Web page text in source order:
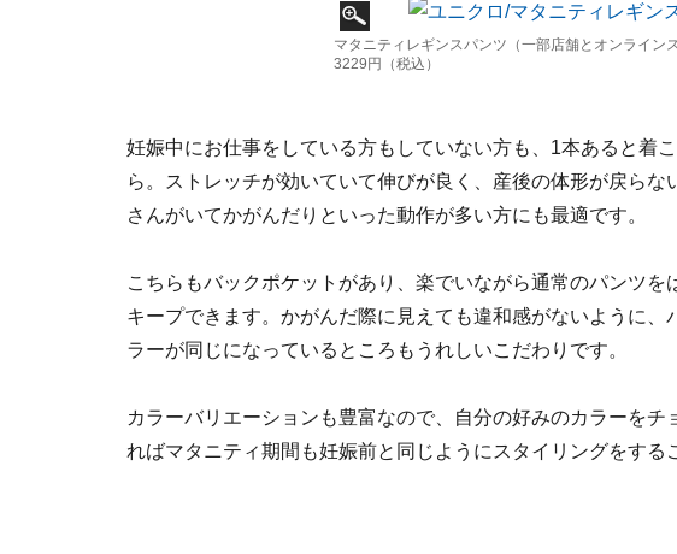
マタニティレギンスパンツ（一部店舗とオンライン
3229円（税込）
妊娠中にお仕事をしている方もしていない方も、1本あると着
ら。ストレッチが効いていて伸びが良く、産後の体形が戻ら
さんがいてかがんだりといった動作が多い方にも最適です。
こちらもバックポケットがあり、楽でいながら通常のパンツ
キープできます。かがんだ際に見えても違和感がないように、
ラーが同じになっているところもうれしいこだわりです。
カラーバリエーションも豊富なので、自分の好みのカラーを
ればマタニティ期間も妊娠前と同じようにスタイリングをする